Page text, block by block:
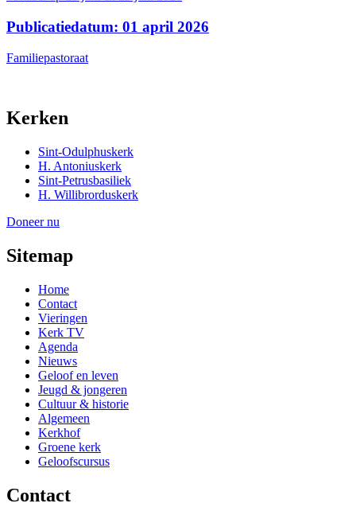
Publicatiedatum: 01 april 2026
Familiepastoraat
Kerken
Sint-Odulphuskerk
H. Antoniuskerk
Sint-Petrusbasiliek
H. Willibrorduskerk
Doneer nu
Sitemap
Home
Contact
Vieringen
Kerk TV
Agenda
Nieuws
Geloof en leven
Jeugd & jongeren
Cultuur & historie
Algemeen
Kerkhof
Groene kerk
Geloofscursus
Contact